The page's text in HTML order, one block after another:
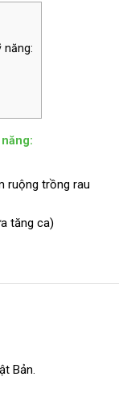
năng:
ruộng trồng rau
tăng ca)
Bản.